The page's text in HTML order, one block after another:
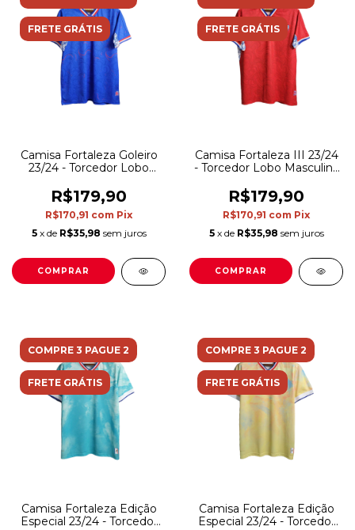
FRETE GRÁTIS
Camisa Fortaleza Goleiro
23/24 - Torcedor Lobo
R$179,90
R$170,91 com Pix
5 x de R$35,98 sem juros
COMPRAR
FRETE GRÁTIS
Camisa Fortaleza III 23/24
- Torcedor Lobo Masculina
R$179,90
R$170,91 com Pix
5 x de R$35,98 sem juros
COMPRAR
COMPRE 3 PAGUE 2
FRETE GRÁTIS
Camisa Fortaleza Edição
Especial 23/24 - Torcedor
COMPRE 3 PAGUE 2
FRETE GRÁTIS
Camisa Fortaleza Edição
Especial 23/24 - Torcedor